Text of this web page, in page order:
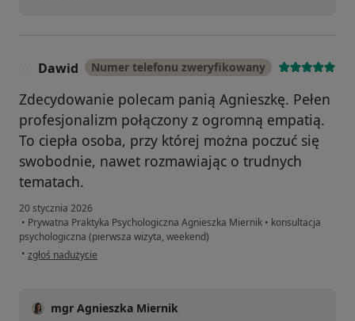
Dawid Numer telefonu zweryfikowany
Zdecydowanie polecam panią Agnieszkę. Pełen
profesjonalizm połączony z ogromną empatią.
To ciepła osoba, przy której można poczuć się
swobodnie, nawet rozmawiając o trudnych
tematach.
20 stycznia 2026
• Prywatna Praktyka Psychologiczna Agnieszka Miernik • konsultacja
psychologiczna (pierwsza wizyta, weekend)
• w opinii użytkownika Dawid
zgłoś nadużycie
mgr Agnieszka Miernik